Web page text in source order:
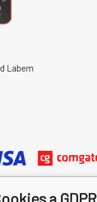
Labem
a GDPR